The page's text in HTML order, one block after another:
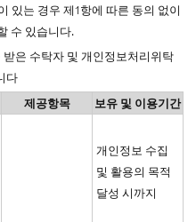
있는 경우 제1항에 따른 동의 없이
수 있습니다.
은 수탁자 및 개인정보처리위탁
다
제공항목 보유 및 이용기간
개인정보 수집
및 활용의 목적
달성 시까지